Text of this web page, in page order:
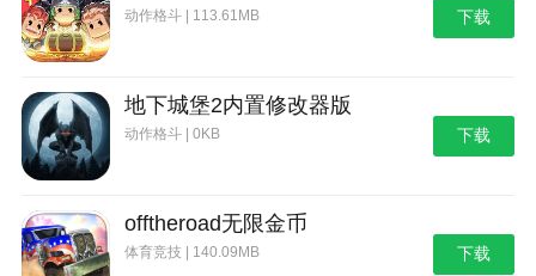
动作格斗 | 113.61MB 下载
地下城堡2内置修改器版
动作格斗 | 0KB 下载
offtheroad无限金币
体育竞技 | 140.09MB 下载